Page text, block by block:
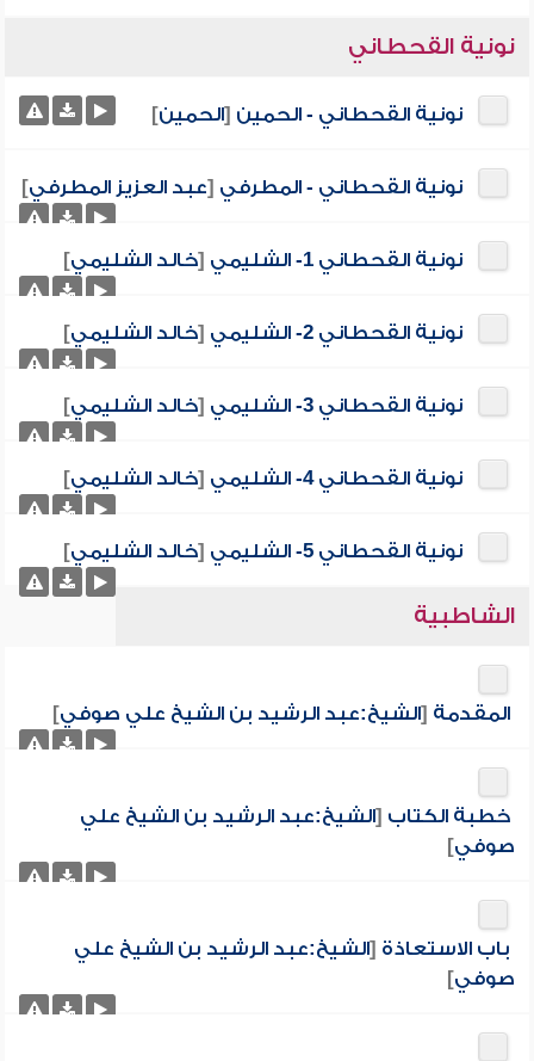
نونية القحطاني
نونية القحطاني - الحمين [الحمين]
نونية القحطاني - المطرفي [عبد العزيز المطرفي]
نونية القحطاني 1- الشليمي [خالد الشليمي]
نونية القحطاني 2- الشليمي [خالد الشليمي]
نونية القحطاني 3- الشليمي [خالد الشليمي]
نونية القحطاني 4- الشليمي [خالد الشليمي]
نونية القحطاني 5- الشليمي [خالد الشليمي]
الشاطبية
المقدمة [الشيخ:عبد الرشيد بن الشيخ علي صوفي]
خطبة الكتاب [الشيخ:عبد الرشيد بن الشيخ علي
صوفي]
باب الاستعاذة [الشيخ:عبد الرشيد بن الشيخ علي
صوفي]